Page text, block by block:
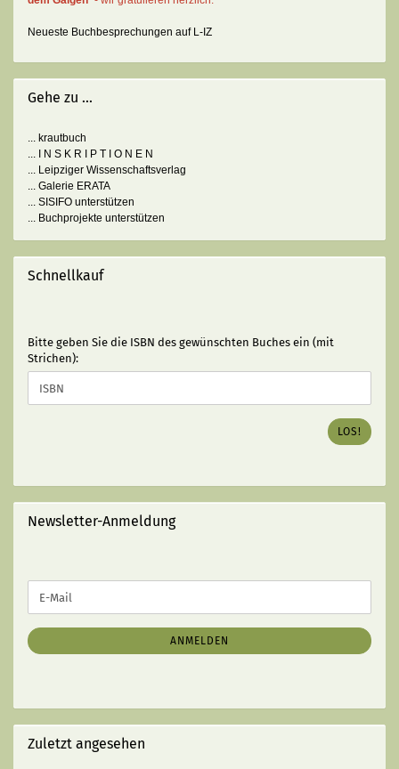
Neueste Buchbesprechungen auf L-IZ
Gehe zu ...
... krautbuch
... I N S K R I P T I O N E N
... Leipziger Wissenschaftsverlag
... Galerie ERATA
... SISIFO unterstützen
... Buchprojekte unterstützen
Schnellkauf
BITTE
GEBEN
SIE
DIE
ISBN
(MIT
STRICHEN):
Bitte geben Sie die ISBN des gewünschten Buches ein (mit
Strichen):
LOS!
Newsletter-Anmeldung
ZUR
ANMELDUNG
E-
Mail
ANMELDEN
Zuletzt angesehen